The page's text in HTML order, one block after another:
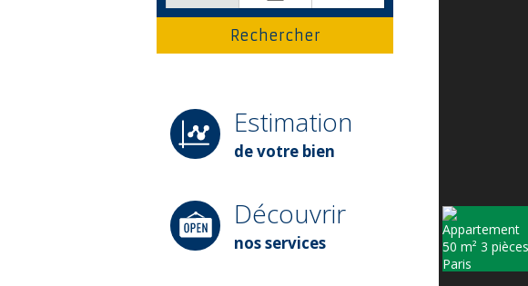
Estimation
de votre bien
Découvrir
nos services